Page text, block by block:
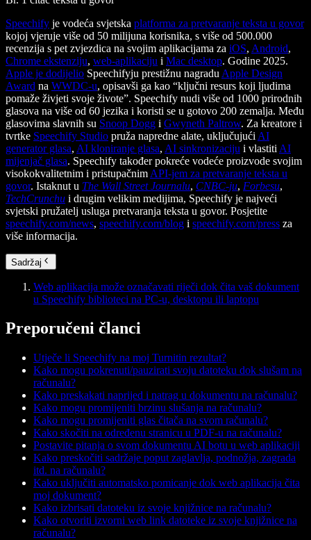
Speechify je vodeća svjetska platforma za pretvaranje teksta u govor
kojoj vjeruje više od 50 milijuna korisnika, s više od 500.000
recenzija s pet zvjezdica na svojim aplikacijama za iOS, Android,
Chrome ekstenziju, web-aplikaciju i Mac desktop. Godine 2025.
Apple je dodijelio Speechifyju prestižnu nagradu Apple Design
Award na WWDC-u, opisavši ga kao “ključni resurs koji ljudima
pomaže živjeti svoje živote”. Speechify nudi više od 1000 prirodnih
glasova na više od 60 jezika i koristi se u gotovo 200 zemalja. Među
glasovima slavnih su Snoop Dogg i Gwyneth Paltrow. Za kreatore i
tvrtke Speechify Studio pruža napredne alate, uključujući AI
generator glasa, AI kloniranje glasa, AI sinkronizaciju i vlastiti AI
mijenjač glasa. Speechify također pokreće vodeće proizvode svojim
visokokvalitetnim i pristupačnim API-jem za pretvaranje teksta u
govor. Istaknut u The Wall Street Journalu, CNBC-ju, Forbesu,
TechCrunchu i drugim velikim medijima, Speechify je najveći
svjetski pružatelj usluga pretvaranja teksta u govor. Posjetite
speechify.com/news, speechify.com/blog i speechify.com/press za
više informacija.
Sadržaj
Web aplikacija može označavati riječi dok čita vaš dokument
u Speechify biblioteci na PC-u, desktopu ili laptopu
Preporučeni članci
Utječe li Speechify na moj Turnitin rezultat?
Kako mogu pokrenuti/pauzirati svoju datoteku dok slušam na
računalu?
Kako preskakati naprijed i natrag u dokumentu na računalu?
Kako mogu promijeniti brzinu slušanja na računalu?
Kako mogu promijeniti glas čitača na svom računalu?
Kako skočiti na određenu stranicu u PDF-u na računalu?
Postavite pitanja o svom dokumentu AI botu u web aplikaciji
Kako preskočiti sadržaje poput zaglavlja, podnožja, zagrada
itd. na računalu?
Kako uključiti automatsko pomicanje dok web aplikacija čita
moj dokument?
Kako izbrisati datoteku iz svoje knjižnice na računalu?
Kako otvoriti izvorni web link datoteke iz svoje knjižnice na
računalu?